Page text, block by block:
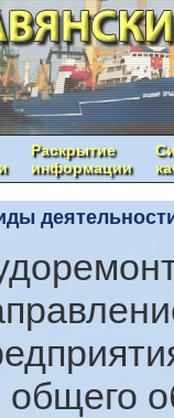
Раскрытие
информации
общего